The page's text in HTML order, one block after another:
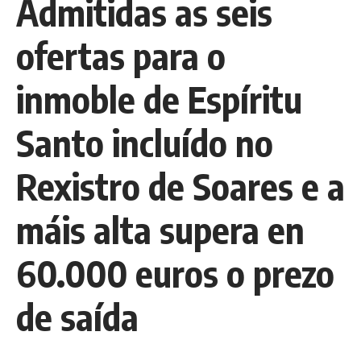
Admitidas as seis
ofertas para o
inmoble de Espíritu
Santo incluído no
Rexistro de Soares e a
máis alta supera en
60.000 euros o prezo
de saída